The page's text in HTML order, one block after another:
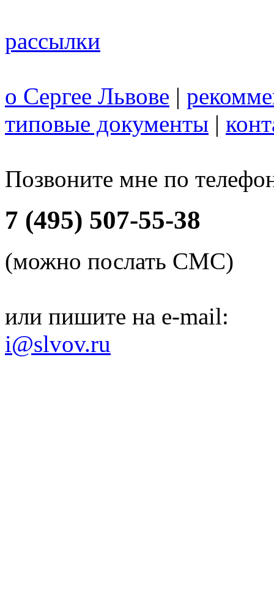
рассылки
о Сергее Львове |
типовые документы |
Позвоните мне по
7 (495) 507-55-38
(можно послать СМС)
или пишите на e-mail:
i@slvov.ru